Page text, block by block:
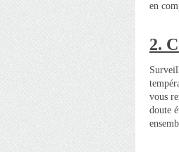
en
2.
vous
doute